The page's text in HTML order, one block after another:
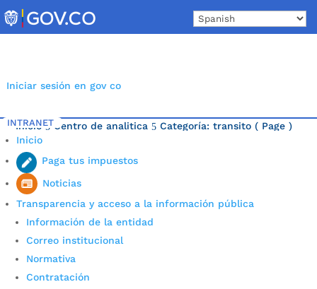
to
content
Iniciar sesión en gov co
INTRANET
Inicio
Paga tus impuestos
Noticias
Transparencia y acceso a la información pública
Información de la entidad
Correo institucional
Normativa
Contratación
Inicio 5 Centro de analitica 5 Categoría: transito ( Page )
Última noticia.